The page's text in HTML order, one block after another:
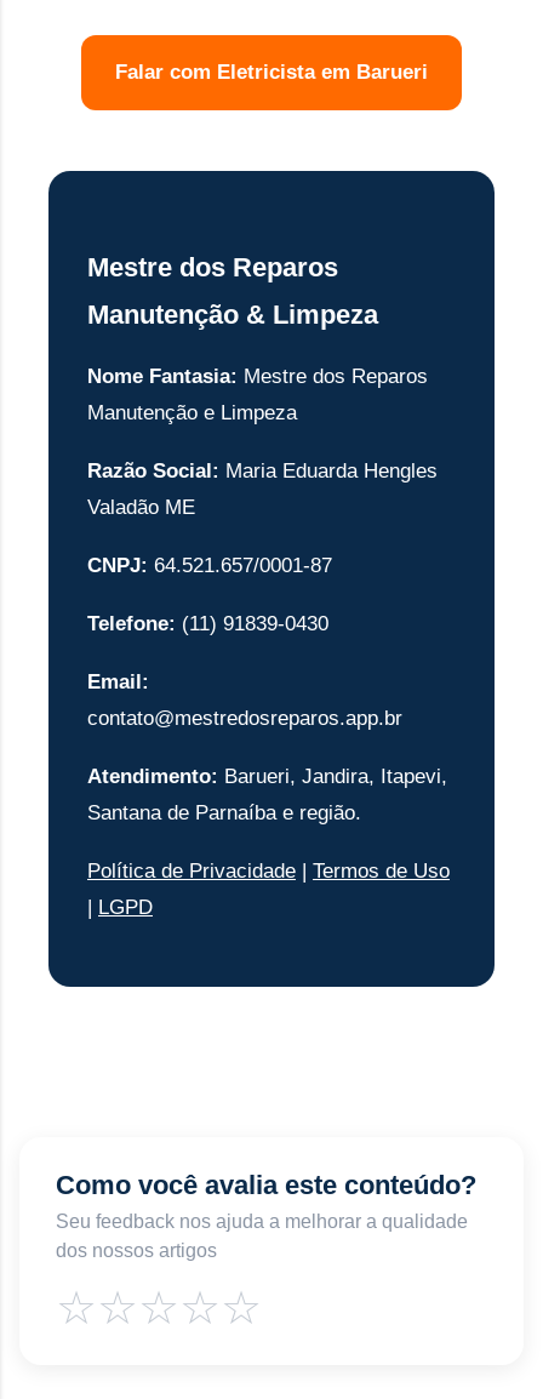
Falar com Eletricista em Barueri
Mestre dos Reparos
Manutenção & Limpeza
Nome Fantasia: Mestre dos Reparos
Manutenção e Limpeza
Razão Social: Maria Eduarda Hengles
Valadão ME
CNPJ: 64.521.657/0001-87
Telefone: (11) 91839-0430
Email:
contato@mestredosreparos.app.br
Atendimento: Barueri, Jandira, Itapevi,
Santana de Parnaíba e região.
Política de Privacidade | Termos de Uso
| LGPD
Como você avalia este conteúdo?
Seu feedback nos ajuda a melhorar a qualidade
dos nossos artigos
☆☆☆☆☆